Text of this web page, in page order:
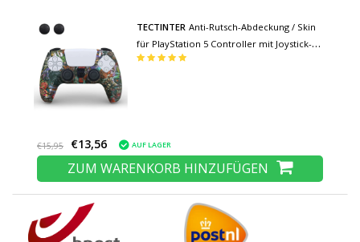
TECTINTER Anti-Rutsch-Abdeckung / Skin
für PlayStation 5 Controller mit Joystick-
Kappen - Rubber Grip Cover PS5 - Beast
€15,95 €13,56 AUF LAGER
ZUM WARENKORB HINZUFÜGEN